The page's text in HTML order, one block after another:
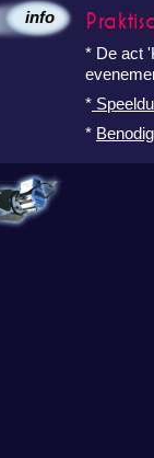
info
* De act
*
*